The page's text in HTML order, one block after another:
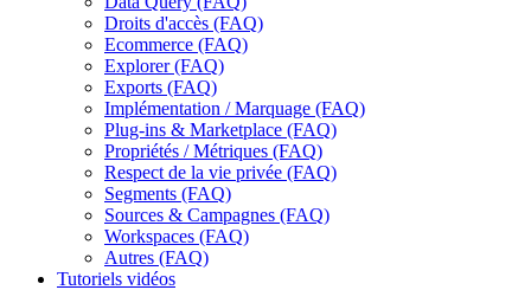
Droits d'accès (FAQ)
Ecommerce (FAQ)
Explorer (FAQ)
Exports (FAQ)
Implémentation / Marquage (FAQ)
Plug-ins & Marketplace (FAQ)
Propriétés / Métriques (FAQ)
Respect de la vie privée (FAQ)
Segments (FAQ)
Sources & Campagnes (FAQ)
Workspaces (FAQ)
Autres (FAQ)
Tutoriels vidéos